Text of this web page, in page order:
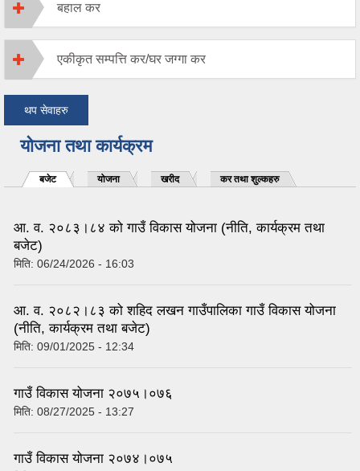
बहाल कर
एकीकृत सम्पत्ति कर/घर जग्गा कर
थप सेवाहरु
योजना तथा कार्यक्रम
बजेट योजना खरीद कर तथा शुल्कहरु
आ. व. २०८३।८४ को गाउँ विकास योजना (नीति, कार्यक्रम तथा
बजेट)
मिति: 06/24/2026 - 16:03
आ. व. २०८२।८३ को शहिद लखन गाउँपालिका गाउँ विकास योजना
(नीति, कार्यक्रम तथा बजेट)
मिति: 09/01/2025 - 12:34
गाउँ विकास योजना २०७५।०७६
मिति: 08/27/2025 - 13:27
गाउँ विकास योजना २०७४।०७५